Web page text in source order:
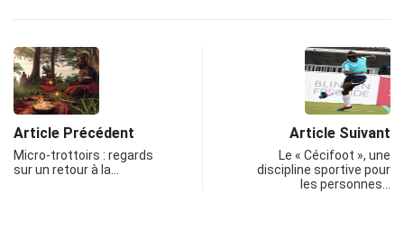
Article Précédent
Micro-trottoirs : regards
sur un retour à la…
Article Suivant
Le « Cécifoot », une
discipline sportive pour
les personnes…